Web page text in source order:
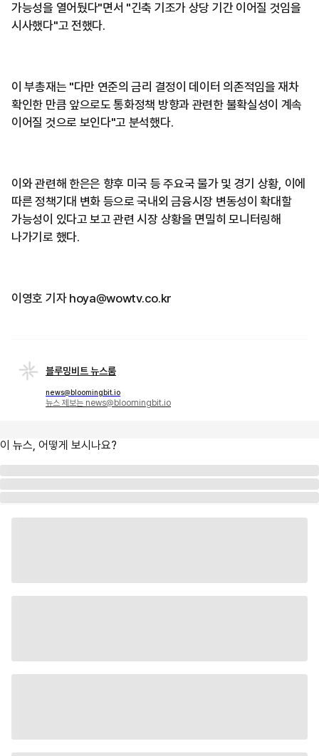
가능성을 열어뒀다"면서 "긴축 기조가 상당 기간 이어질 것임을
시사했다"고 전했다.
이 부총재는 "다만 연준의 금리 결정이 데이터 의존적임을 재차
확인한 만큼 앞으로도 통화정책 방향과 관련한 불확실성이 계속
이어질 것으로 보인다"고 분석했다.
이와 관련해 한은은 향후 미국 등 주요국 물가 및 경기 상황, 이에
따른 정책기대 변화 등으로 국내외 금융시장 변동성이 확대할
가능성이 있다고 보고 관련 시장 상황을 면밀히 모니터링해
나가기로 했다.
이영호 기자 hoya@wowtv.co.kr
블루밍비트 뉴스룸
news@bloomingbit.io
뉴스 제보는 news@bloomingbit.io
이 뉴스, 어떻게 보시나요?